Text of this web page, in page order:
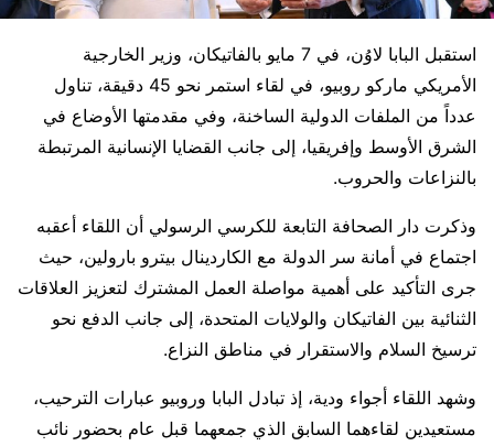
استقبل البابا لاوُن، في 7 مايو بالفاتيكان، وزير الخارجية
الأمريكي ماركو روبيو، في لقاء استمر نحو 45 دقيقة، تناول
عدداً من الملفات الدولية الساخنة، وفي مقدمتها الأوضاع في
الشرق الأوسط وإفريقيا، إلى جانب القضايا الإنسانية المرتبطة
بالنزاعات والحروب.
وذكرت دار الصحافة التابعة للكرسي الرسولي أن اللقاء أعقبه
اجتماع في أمانة سر الدولة مع الكاردينال بيترو بارولين، حيث
جرى التأكيد على أهمية مواصلة العمل المشترك لتعزيز العلاقات
الثنائية بين الفاتيكان والولايات المتحدة، إلى جانب الدفع نحو
ترسيخ السلام والاستقرار في مناطق النزاع.
وشهد اللقاء أجواء ودية، إذ تبادل البابا وروبيو عبارات الترحيب،
مستعيدين لقاءهما السابق الذي جمعهما قبل عام بحضور نائب